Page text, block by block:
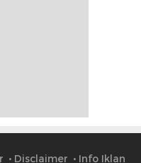
Disclaimer Info Iklan